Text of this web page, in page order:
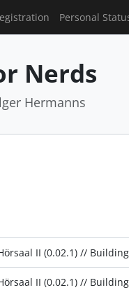
Personal
Nerds
Hermanns
II (0.02.1) //
II (0.02.1) //